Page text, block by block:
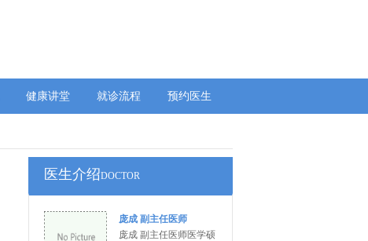
健康讲堂 就诊流程 预约医生
医生介绍DOCTOR
庞成 副主任医师
庞成 副主任医师医学硕